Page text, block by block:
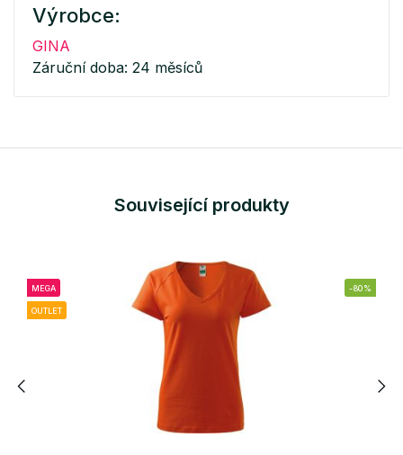
Výrobce:
GINA
Záruční doba: 24 měsíců
Související produkty
MEGA
OUTLET
-80%